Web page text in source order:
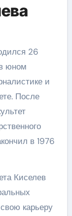
26
юном
и
После
в 1976
Киселев
карьеру